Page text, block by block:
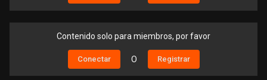
Contenido solo para miembros, por favor
Conectar O Registrar